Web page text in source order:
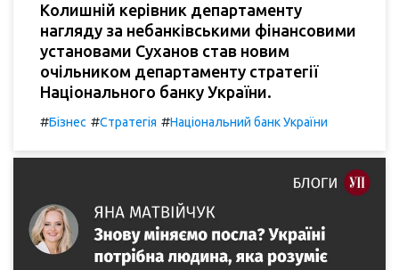
Колишній керівник департаменту
нагляду за небанківськими фінансовими
установами Суханов став новим
очільником департаменту стратегії
Національного банку України.
#Бізнес #Стратегія #Національний банк України